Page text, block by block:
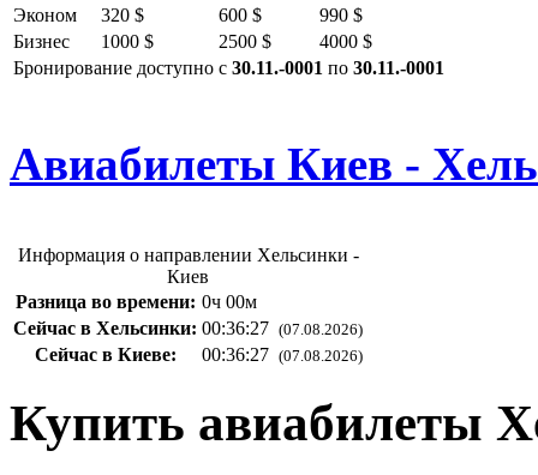
Эконом
320 $ 600 $
990 $
Бизнес
1000 $ 2500 $
4000 $
Бронирование доступно с 30.11.-0001 по 30.11.-0001
Авиабилеты Киев -
Информация о направлении Хельсинки -
Киев
Разница во времени: 0ч 00м
Сейчас в Хельсинки: 00:36:28 (07.08.2026)
Сейчас в Киеве: 00:36:28 (07.08.2026)
Купить авиабилеты